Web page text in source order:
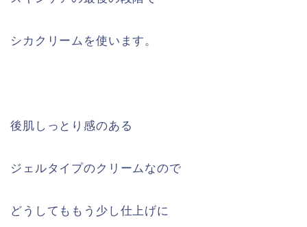
シカクリームを使います。
後肌しっとり感のある
ジェルタイプのクリームなので
どうしてももう少し仕上げに